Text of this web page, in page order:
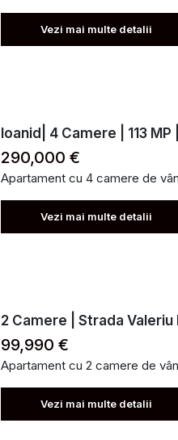
Vezi mai multe detalii
Ioanid| 4 Camere | 113
290,000 €
Apartament cu 4 camere de
Vezi mai multe detalii
2 Camere | Strada
99,990 €
Apartament cu 2 camere de
Vezi mai multe detalii